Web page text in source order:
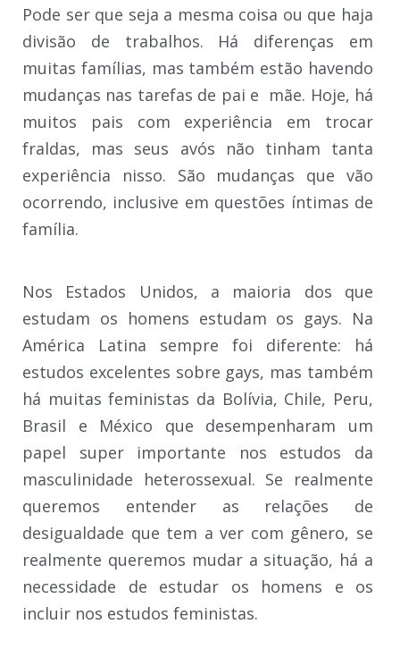
Pode ser que seja a mesma coisa ou que haja
divisão de trabalhos. Há diferenças em
muitas famílias, mas também estão havendo
mudanças nas tarefas de pai e mãe. Hoje, há
muitos pais com experiência em trocar
fraldas, mas seus avós não tinham tanta
experiência nisso. São mudanças que vão
ocorrendo, inclusive em questões íntimas de
família.
Nos Estados Unidos, a maioria dos que
estudam os homens estudam os gays. Na
América Latina sempre foi diferente: há
estudos excelentes sobre gays, mas também
há muitas feministas da Bolívia, Chile, Peru,
Brasil e México que desempenharam um
papel super importante nos estudos da
masculinidade heterossexual. Se realmente
queremos entender as relações de
desigualdade que tem a ver com gênero, se
realmente queremos mudar a situação, há a
necessidade de estudar os homens e os
incluir nos estudos feministas.